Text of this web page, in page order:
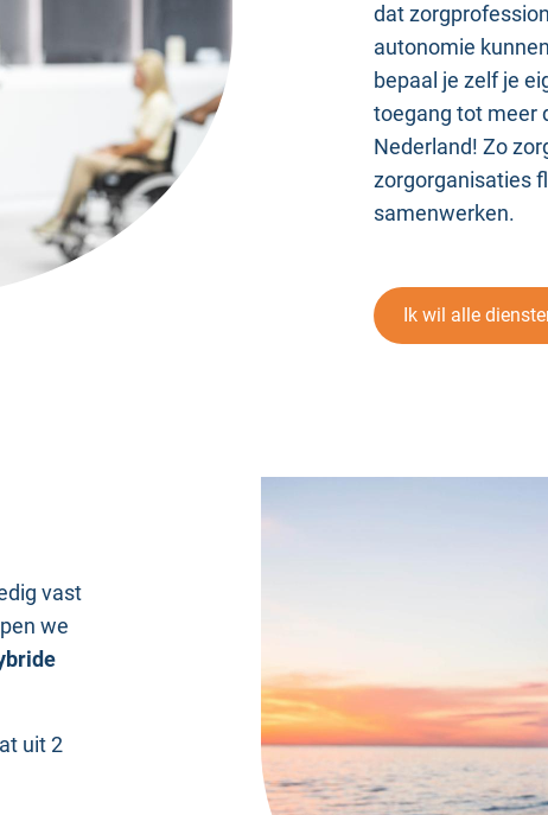
dat
autonomie
bepaal je zelf je
toegang tot meer
Nederland! Zo
zorgorganisaties
samenwerken.
Ik wil alle
vast
we
uit 2